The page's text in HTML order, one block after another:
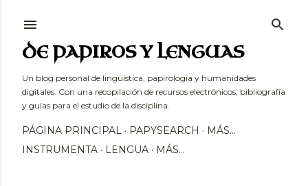
DE PAPIROS Y LENGUAS
Un blog personal de lingüística, papirología y humanidades
digitales. Con una recopilación de recursos electrónicos, bibliografía
y guías para el estudio de la disciplina.
PÁGINA PRINCIPAL PAPYSEARCH
MÁS…
INSTRUMENTA
LENGUA MÁS…